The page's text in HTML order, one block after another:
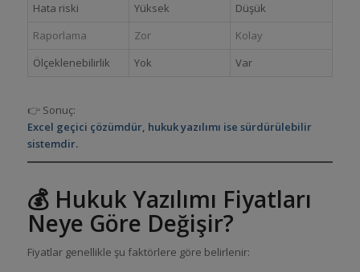
Hata riski
Yüksek
Düşük
Raporlama
Zor
Kolay
Ölçeklenebilirlik
Yok Var
👉 Sonuç:
Excel geçici çözümdür, hukuk yazılımı ise sürdürülebilir
sistemdir.
💰 Hukuk Yazılımı Fiyatları
Neye Göre Değişir?
Fiyatlar genellikle şu faktörlere göre belirlenir: